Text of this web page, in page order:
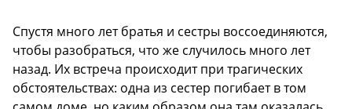
Спустя много лет братья и сестры воссоединяются,
чтобы разобраться, что же случилось много лет
назад. Их встреча происходит при трагических
обстоятельствах: одна из сестер погибает в том